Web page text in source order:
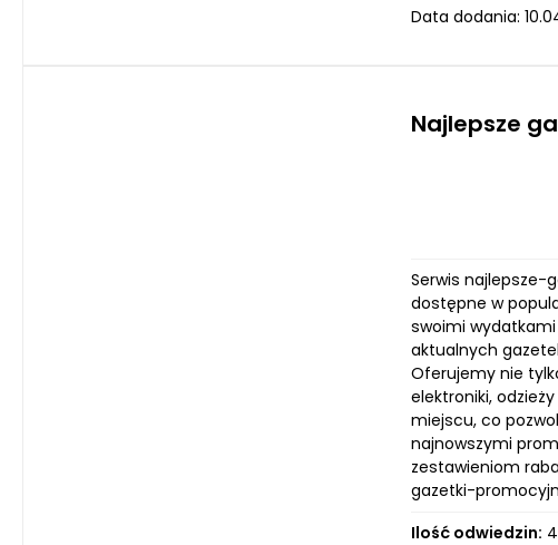
Data dodania:
Najlepsze
Serwis najlepsze-
dostępne w
swoimi wydatkami
aktualnych
Oferujemy nie
elektroniki,
miejscu, co
najnowszymi
zestawieniom
gazetki-
Ilość odwiedzin: